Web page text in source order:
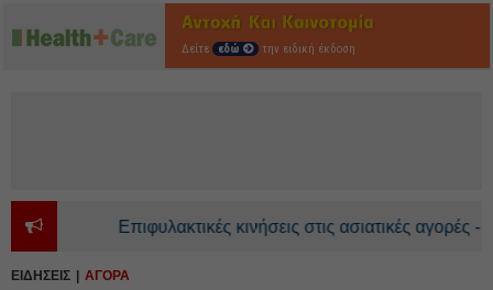
Δείτε εδώ την ειδική έκδοση
Επιφυλακτικές κινήσεις στις ασιατικές αγορές -
ΕΙΔΗΣΕΙΣ ΑΓΟΡΑ